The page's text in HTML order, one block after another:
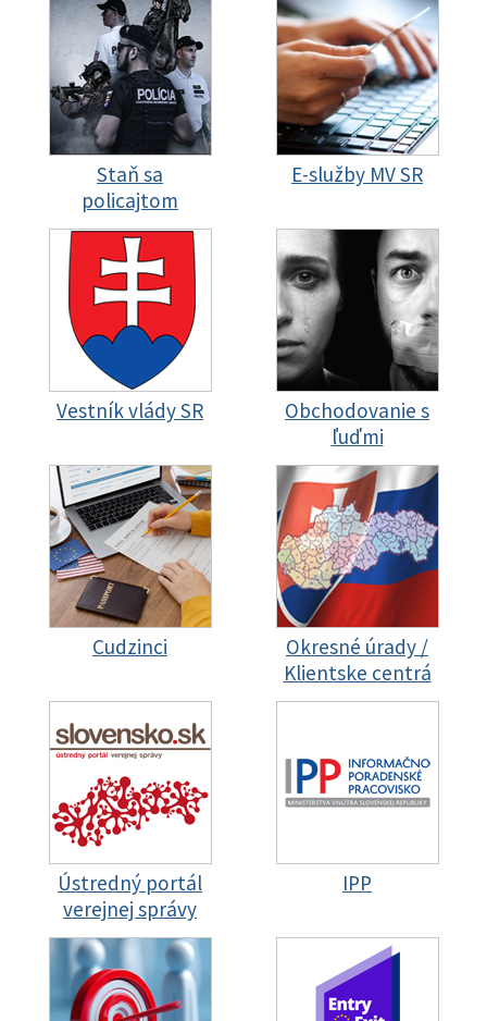
Staň sa
policajtom
E-služby MV SR
Vestník vlády SR
Obchodovanie s
ľuďmi
Cudzinci
Okresné úrady /
Klientske centrá
Ústredný portál
verejnej správy
IPP